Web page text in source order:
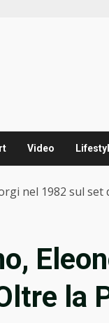
Video
nel 1982 sul set
la